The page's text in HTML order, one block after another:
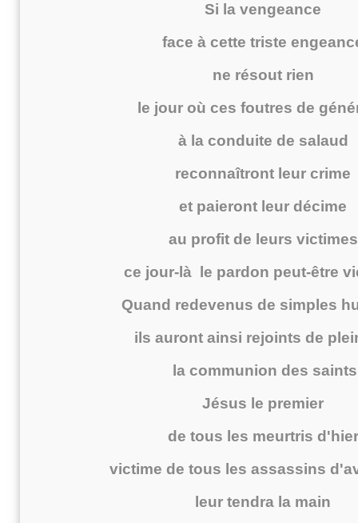
Si la vengeance
face à cette triste
ne résout rien
le jour où ces foutres de
à la conduite de salaud
reconnaîtront leur crime
et paieront leur décime
au profit de leurs victimes
ce jour-là le pardon peut-être
Quand redevenus de simples
ils auront ainsi rejoints de
la communion des saints
Jésus le premier
de tous les meurtris d'hier
victime de tous les assassins
leur tendra la main